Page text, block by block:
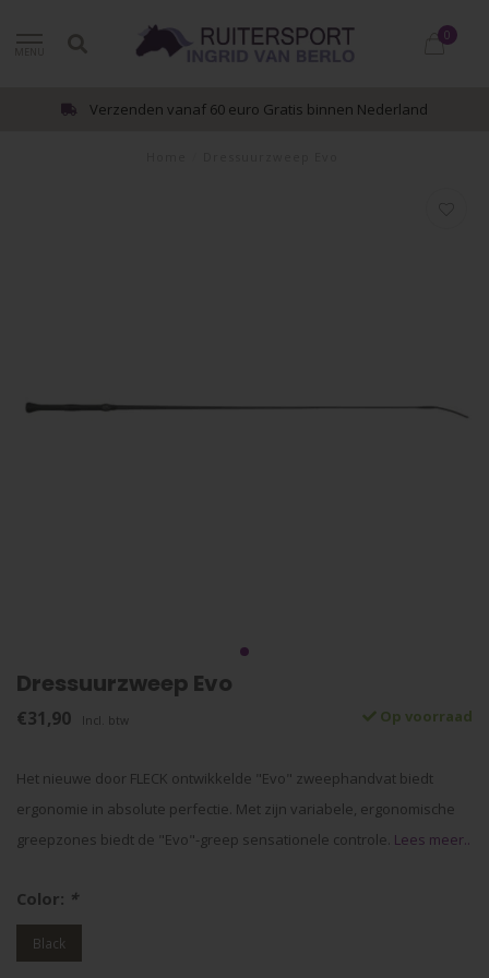
0
Verzenden vanaf 60 euro Gratis binnen Nederland
Dressuurzweep Evo
€31,90 Incl. btw Op voorraad
Het nieuwe door FLECK ontwikkelde "Evo" zweephandvat biedt
ergonomie in absolute perfectie. Met zijn variabele, ergonomische
greepzones biedt de "Evo"-greep sensationele controle. Lees meer..
Color: *
Black